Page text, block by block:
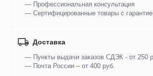
— Профессиональная консультация
— Сертифицированные товары с
Доставка
— Пункты выдачи заказов СДЭК - от 250
— Почта России – от 400 руб.